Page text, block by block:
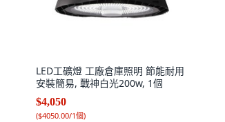
LED工礦燈 工廠倉庫照明 節能耐用
安裝簡易, 戰神白光200w, 1個
$4,050
($4050.00/1個)